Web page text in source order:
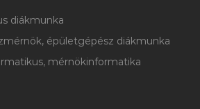
diákmunka
épületgépész diákmunka
mérnökinformatika